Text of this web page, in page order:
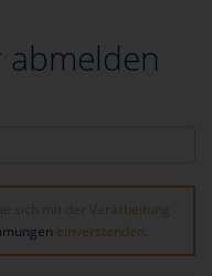
sich mit der Verarbeitung
einverstanden.